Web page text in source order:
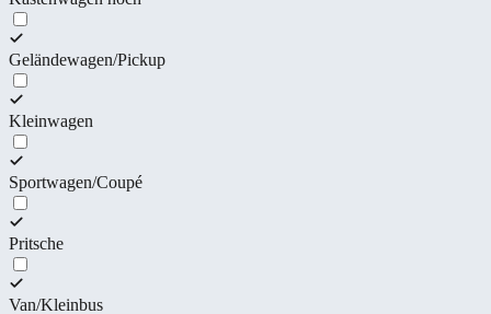
Geländewagen/Pickup
Kleinwagen
Sportwagen/Coupé
Pritsche
Van/Kleinbus